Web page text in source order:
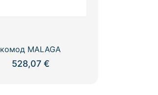
комод MALAGA
528,07 €